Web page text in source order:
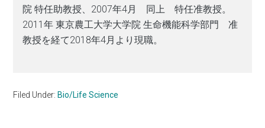
院 特任助教授、2007年4月 同上 特任准教授。
2011年 東京農工大学大学院 生命機能科学部門 准
教授を経て2018年4月より現職。
Filed Under: Bio/Life Science